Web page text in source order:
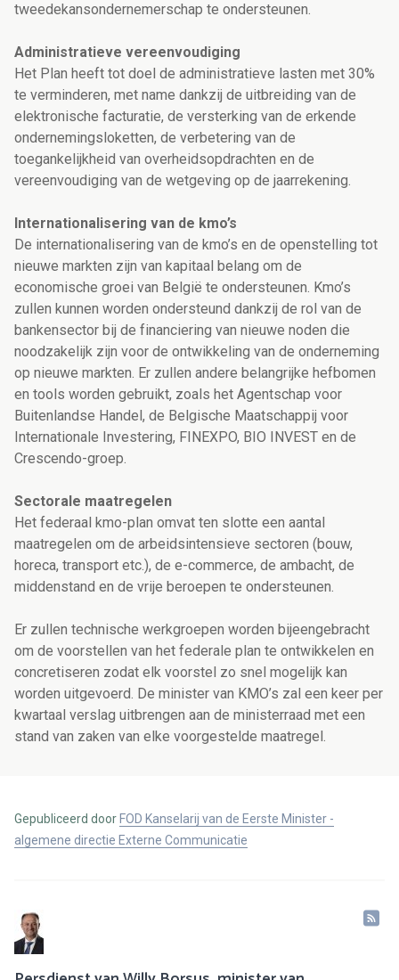
tweedekansondernemerschap te ondersteunen.
Administratieve vereenvoudiging
Het Plan heeft tot doel de administratieve lasten met 30%
te verminderen, met name dankzij de uitbreiding van de
elektronische facturatie, de versterking van de erkende
ondernemingsloketten, de verbetering van de
toegankelijkheid van overheidsopdrachten en de
vereenvoudiging van de wetgeving op de jaarrekening.
Internationalisering van de kmo’s
De internationalisering van de kmo’s en de openstelling tot
nieuwe markten zijn van kapitaal belang om de
economische groei van België te ondersteunen. Kmo’s
zullen kunnen worden ondersteund dankzij de rol van de
bankensector bij de financiering van nieuwe noden die
noodzakelijk zijn voor de ontwikkeling van de onderneming
op nieuwe markten. Er zullen andere belangrijke hefbomen
en tools worden gebruikt, zoals het Agentschap voor
Buitenlandse Handel, de Belgische Maatschappij voor
Internationale Investering, FINEXPO, BIO INVEST en de
Crescendo-groep.
Sectorale maatregelen
Het federaal kmo-plan omvat ten slotte een aantal
maatregelen om de arbeidsintensieve sectoren (bouw,
horeca, transport etc.), de e-commerce, de ambacht, de
middenstand en de vrije beroepen te ondersteunen.
Er zullen technische werkgroepen worden bijeengebracht
om de voorstellen van het federale plan te ontwikkelen en
concretiseren zodat elk voorstel zo snel mogelijk kan
worden uitgevoerd. De minister van KMO’s zal een keer per
kwartaal verslag uitbrengen aan de ministerraad met een
stand van zaken van elke voorgestelde maatregel.
Gepubliceerd door FOD Kanselarij van de Eerste Minister -
algemene directie Externe Communicatie